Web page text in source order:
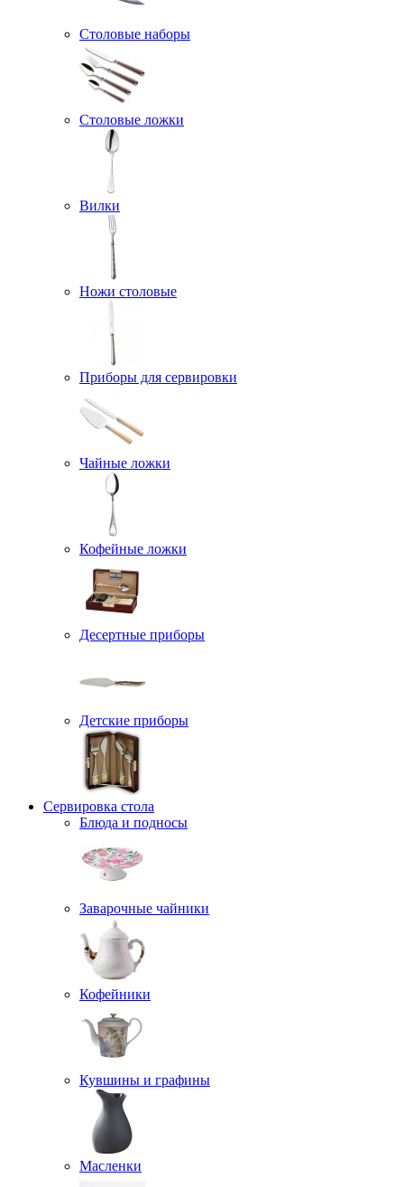
Столовые наборы
Столовые ложки
Вилки
Ножи столовые
Приборы для сервировки
Чайные ложки
Кофейные ложки
Десертные приборы
Детские приборы
Сервировка стола
Блюда и подносы
Заварочные чайники
Кофейники
Кувшины и графины
Масленки